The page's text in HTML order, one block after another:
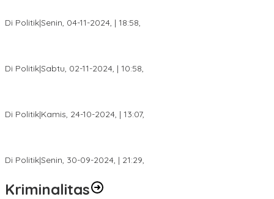
Di Politik|Senin, 04-11-2024, | 18:58,
Di Politik|Sabtu, 02-11-2024, | 10:58,
Di Politik|Kamis, 24-10-2024, | 13:07,
Di Politik|Senin, 30-09-2024, | 21:29,
Kriminalitas